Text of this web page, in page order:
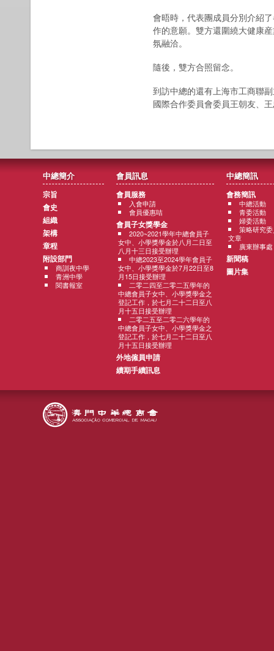
會晤時，代表團成員分別介紹
作的意願。雙方還圍繞大健康
氛融洽。
隨後，雙方合照留念。
到訪中總的還有上海市工商聯
國際合作委員會委員王朝友、
中總簡介
宗旨
會史
組織
架構
章程
附設部門
商訓夜中學
青洲中學
閱書報室
會員訊息
會員服務
入會申請
會員優惠咭
會員子女獎學金
2020~2021學年中總會員子
女中、小學獎學金於八月二日至
八月十三日接受辦理
中總2023至2024學年會員子
女中、小學獎學金於7月22日至8
月15日接受辦理
二零二四至二零二五學年的
中總會員子女中、小學獎學金之
登記工作，於七月二十二日至八
月十五日接受辦理
二零二五至二零二六學年的
中總會員子女中、小學獎學金之
登記工作，於七月二十二日至八
月十五日接受辦理
外地僱員申請
續期手續訊息
中總簡訊
會務簡訊
中總活動
青委活動
婦委活動
策略研究
文章
廣東辦事處
新聞稿
圖片集